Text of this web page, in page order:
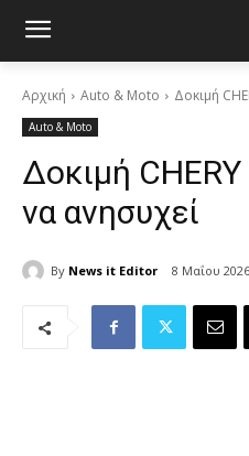
Αρχική Auto & Moto Δοκιμή
Auto & Moto
Δοκιμή
να ανησυχεί
By News it Editor 8 Μαΐου 2026